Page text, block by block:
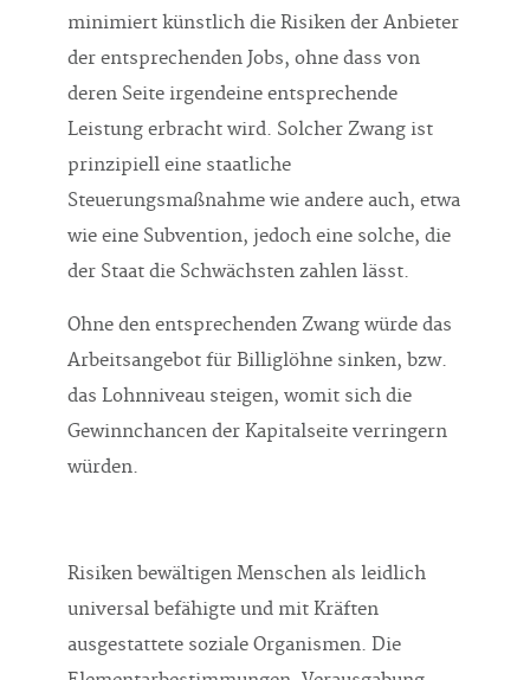
minimiert künstlich die Risiken der Anbieter
der entsprechenden Jobs, ohne dass von
deren Seite irgendeine entsprechende
Leistung erbracht wird. Solcher Zwang ist
prinzipiell eine staatliche
Steuerungsmaßnahme wie andere auch, etwa
wie eine Subvention, jedoch eine solche, die
der Staat die Schwächsten zahlen lässt.
Ohne den entsprechenden Zwang würde das
Arbeitsangebot für Billiglöhne sinken, bzw.
das Lohnniveau steigen, womit sich die
Gewinnchancen der Kapitalseite verringern
würden.
Risiken bewältigen Menschen als leidlich
universal befähigte und mit Kräften
ausgestattete soziale Organismen. Die